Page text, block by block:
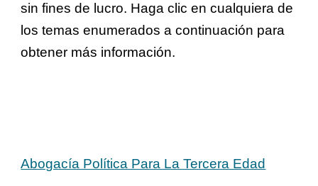
sin fines de lucro. Haga clic en cualquiera de
los temas enumerados a continuación para
obtener más información.
Abogacía Política Para La Tercera Edad